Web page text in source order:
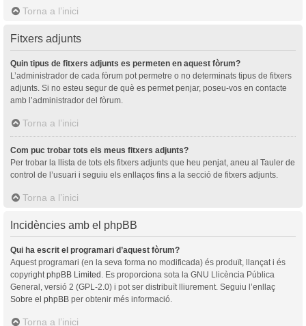
Torna a l’inici
Fitxers adjunts
Quin tipus de fitxers adjunts es permeten en aquest fòrum?
L’administrador de cada fòrum pot permetre o no determinats tipus de fitxers
adjunts. Si no esteu segur de què es permet penjar, poseu-vos en contacte
amb l’administrador del fòrum.
Torna a l’inici
Com puc trobar tots els meus fitxers adjunts?
Per trobar la llista de tots els fitxers adjunts que heu penjat, aneu al Tauler de
control de l’usuari i seguiu els enllaços fins a la secció de fitxers adjunts.
Torna a l’inici
Incidències amb el phpBB
Qui ha escrit el programari d’aquest fòrum?
Aquest programari (en la seva forma no modificada) és produït, llançat i és
copyright phpBB Limited . Es proporciona sota la GNU Llicència Pública
General, versió 2 (GPL-2.0) i pot ser distribuït lliurement. Seguiu l’enllaç
Sobre el phpBB per obtenir més informació.
Torna a l’inici